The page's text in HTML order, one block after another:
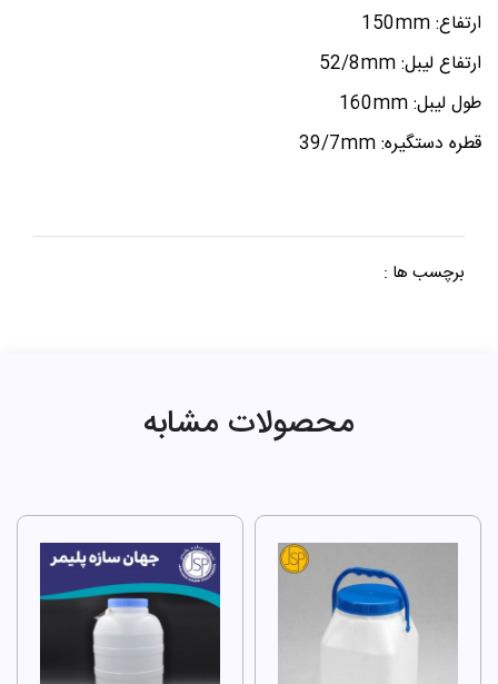
ارتفاع: 150mm
ارتفاع لیبل: 52/8mm
طول لیبل: 160mm
قطره دستگیره: 39/7mm
برچسب ها :
محصولات مشابه